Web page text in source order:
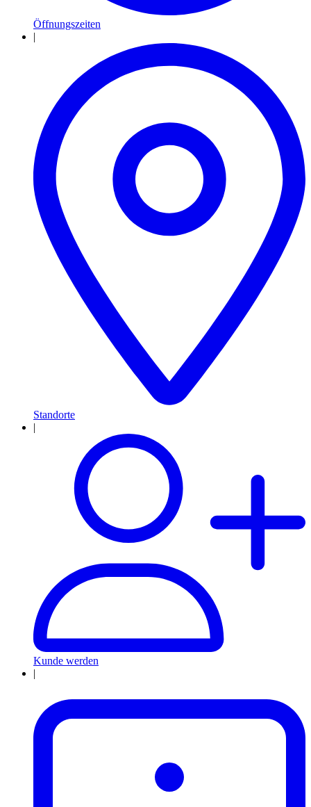
Öffnungszeiten
|
Standorte
Kunde werden
|